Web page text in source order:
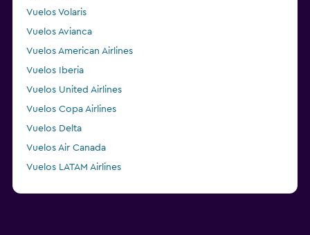
Vuelos Volaris
Vuelos Avianca
Vuelos American Airlines
Vuelos Iberia
Vuelos United Airlines
Vuelos Copa Airlines
Vuelos Delta
Vuelos Air Canada
Vuelos LATAM Airlines